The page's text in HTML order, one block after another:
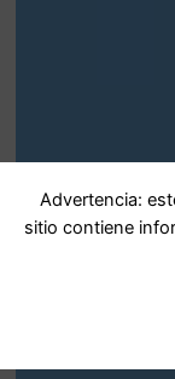
Advertencia:
sitio contiene